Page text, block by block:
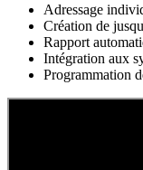
Adressage
Création de
Rapport
Intégration aux
Programmation